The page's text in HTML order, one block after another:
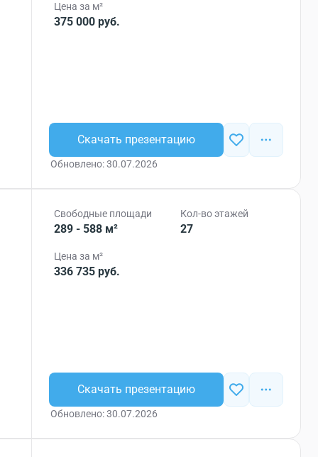
Цена за м²
375 000 руб.
Скачать презентацию
Обновлено: 30.07.2026
Свободные площади
289 - 588 м²
Кол-во этажей
27
Цена за м²
336 735 руб.
Скачать презентацию
Обновлено: 30.07.2026